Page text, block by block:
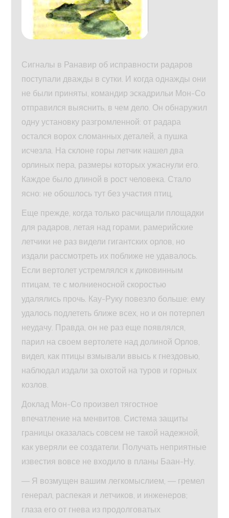
Сигналы в Ранавир об исправности радаров
поступали дважды в сутки. И когда однажды они
не были приняты, командир эскадрильи Мон-Со
отправился выяснить, в чем дело. Он обнаружил
одну установку разгромленной: от радара
остался ворох сломанных деталей, а пушка
исчезла. На склоне горы летчик нашел два
орлиных пера, размеры которых ужаснули его.
Каждое было длиной в рост человека. Стало
ясно: не обошлось тут без участия птиц,
Еще прежде, когда только расчищали площадки
для радаров, летая над горами, рамерийские
летчики не раз видели гигантских орлов, но
издали рассмотреть их поближе не удавалось.
Если вертолет устремлялся к диковинным
птицам, те с молниеносной скоростью
удалялись прочь. Кау-Руку повезло больше: ему
удалось подлететь ближе всех, но и он потерпел
неудачу. Правда, он не раз еще появлялся,
парил на своем вертолете над долиной Орлов,
видел, как птицы взмывали ввысь к гнездовью,
наблюдал издали за охотой на туров и горных
козлов.
Доклад Мон-Со произвел тягостное
впечатление на менвитов. Система защиты
границы оказалась совсем не такой надежной,
как уверяли ее создатели. Получать неприятные
известия вовсе не входило в планы Баан-Ну.
— Я возмущен вашим легкомыслием, — гремел
генерал, распекая и летчиков, и инженеров;
глаза его от гнева из продолговатых